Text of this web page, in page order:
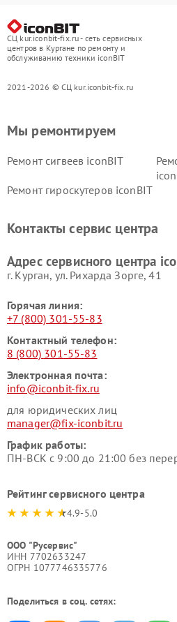
СЦ kur.iconbit-fix.ru - сеть сервисных
центров в Кургане по ремонту и
обслуживанию техники iconBIT
2021-2026 © СЦ kur.iconbit-fix.ru
Мы ремонтируем
Ремонт сигвеев iconBIT
Ремонт гироскутеров iconBIT
Контакты сервис центра
Адрес сервисного центра
г. Курган, ул. Рихарда Зорге, 41
Горячая линия:
+7 (800) 301-55-83
Контактный телефон:
8 (800) 301-55-83
Электронная почта:
info@iconbit-fix.ru
для юридических лиц
manager@fix-iconbit.ru
График работы:
ПН-ВСК с 9:00 до 21:00 без
Рейтинг сервисного центра
4.9-5.0
ООО "Русервис"
ИНН 7702633247
ОГРН 1077746335776
Поделиться в соц. сетях: